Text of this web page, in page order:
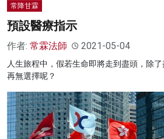
常降甘霖
預設醫療指示
作者: 常霖法師 2021-05-04
人生旅程中，假若生命即將走到盡頭，除
再無選擇呢？